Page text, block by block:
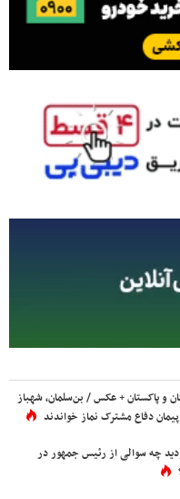
و پاکستان + عکس / بن‌سلمان، شهباز
دفاع مشترک نماز خواندند
چه سوالی از رئیس جمهور در